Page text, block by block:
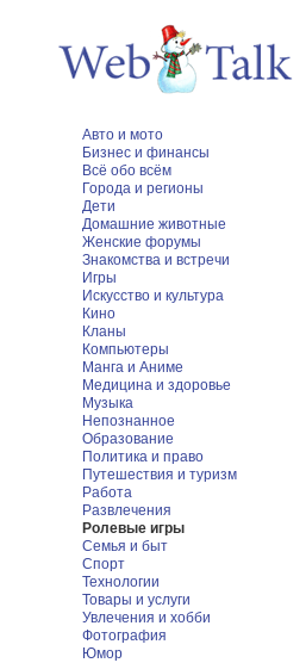
Авто и мото
Бизнес и финансы
Всё обо всём
Города и регионы
Дети
Домашние животные
Женские форумы
Знакомства и встречи
Игры
Искусство и культура
Кино
Кланы
Компьютеры
Манга и Аниме
Медицина и здоровье
Музыка
Непознанное
Образование
Политика и право
Путешествия и туризм
Работа
Развлечения
Ролевые игры
Семья и быт
Спорт
Технологии
Товары и услуги
Увлечения и хобби
Фотография
Юмор